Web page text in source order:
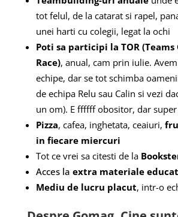
tot felul, de la catarat si rapel,
unei harti cu colegii, legat la ochi
Poti sa participi la TOR
Race), anual, cam prin iulie.
echipe, dar se tot schimba
de echipa Relu sau Calin si vezi
un om). E ffffff obositor, dar
Pizza, cafea, inghetata, ceaiuri,
in fiecare miercuri
Tot ce vrei sa citesti de la
Acces la extra materiale
Mediu de lucru placut, intr-o